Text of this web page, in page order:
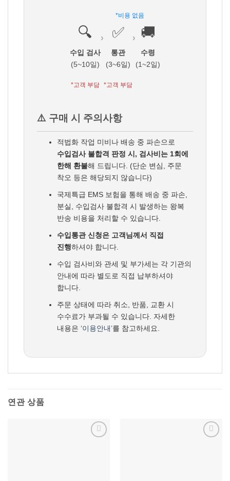
*비용 없음
🔍
수입 검사
(5~10일)
*고객 부담
› ✅
통관
(3~6일)
*고객 부담
› 🚚
수령
(1~2일)
⚠️ 구매 시 주의사항
적법화 작업 미비나 배송 중 파손으로
수입검사 불합격 판정 시, 검사비는 1회에
한해 환불해 드립니다. (단순 변심, 주문
착오 등은 해당되지 않습니다)
국제특급 EMS 보험을 통해 배송 중 파손,
분실, 수입검사 불합격 시 발생하는 왕복
반송 비용을 처리할 수 있습니다.
수입통관 신청은 고객님께서 직접
진행하셔야 합니다.
수입 검사비와 관세 및 부가세는 각 기관의
안내에 따라 별도로 직접 납부하셔야
합니다.
주문 상태에 따라 취소, 반품, 교환 시
수수료가 부과될 수 있습니다. 자세한
내용은 ‘이용안내’를 참고하세요.
연관 상품